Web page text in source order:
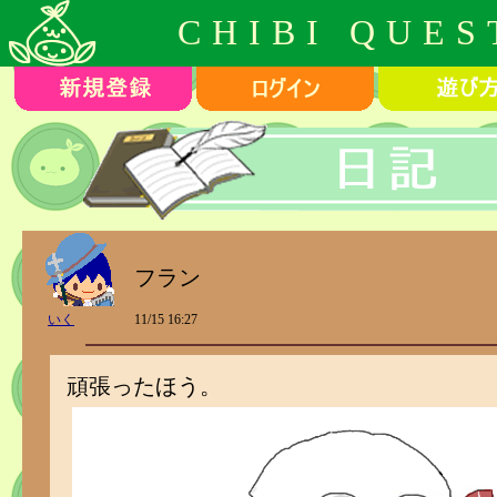
CHIBI
フラン
いく 11/15 16:27
頑張ったほう。